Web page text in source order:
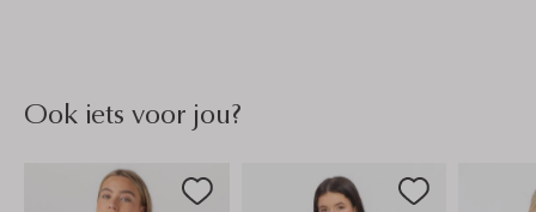
Ook iets voor jou?